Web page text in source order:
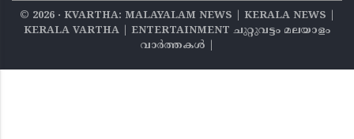
© 2026‧ KVARTHA: MALAYALAM NEWS | KERALA NEWS |
KERALA VARTHA | ENTERTAINMENT ചുറ്റുവട്ടം മലയാളം
വാര്‍ത്തകൾ |